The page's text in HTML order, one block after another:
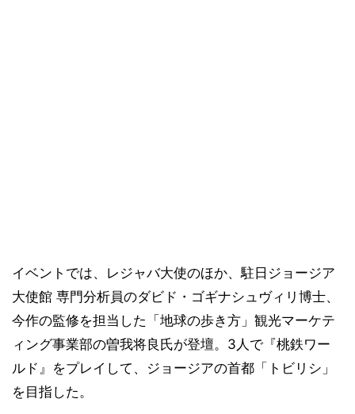
イベントでは、レジャバ大使のほか、駐日ジョージア
大使館 専門分析員のダビド・ゴギナシュヴィリ博士、
今作の監修を担当した「地球の歩き方」観光マーケテ
ィング事業部の曽我将良氏が登壇。3人で『桃鉄ワー
ルド』をプレイして、ジョージアの首都「トビリシ」
を目指した。